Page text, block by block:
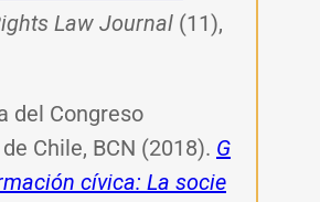
Law Journal (11),
del Congreso
Chile, BCN (2018). G
cívica: La socie